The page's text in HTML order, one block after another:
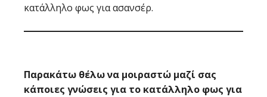
κατάλληλο φως για ασανσέρ.
Παρακάτω θέλω να μοιραστώ μαζί σας
κάποιες γνώσεις για το κατάλληλο φως για